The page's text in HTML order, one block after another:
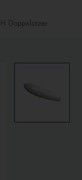
Doppelsitzer